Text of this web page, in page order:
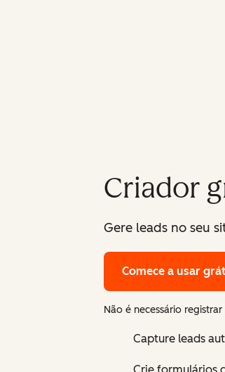
Criador
Gere leads no seu
Comece a usar
Não é necessário
Capture leads